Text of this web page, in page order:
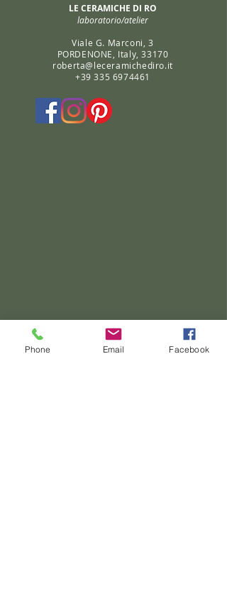
LE CERAMICHE DI RO
laboratorio/atelier
Viale G. Marconi, 3
PORDENONE, Italy, 33170
roberta@leceramichediro.it
+39 335 6974461
Phone Email Facebook